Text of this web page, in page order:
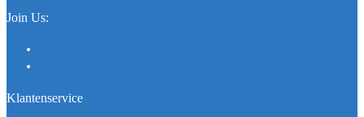
Join Us:
Klantenservice